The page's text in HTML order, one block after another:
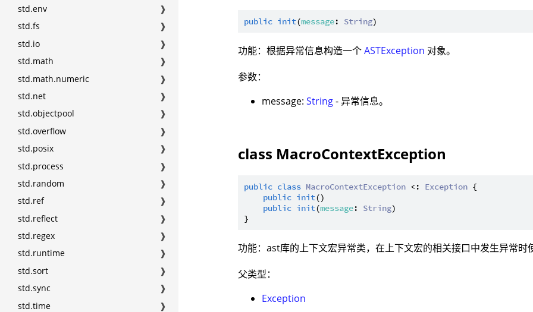
std.env
❱
std.fs
❱
std.io
❱
std.math
❱
std.math.numeric
❱
std.net
❱
std.objectpool
❱
std.overflow
❱
std.posix
❱
std.process
❱
std.random
❱
std.ref
❱
std.reflect
❱
std.regex
❱
std.runtime
❱
std.sort
❱
std.sync
❱
std.time
❱
public init(message: String
功能：根据异常信息构造一个ASTException 对象。
参数：
message:String- 异常信息。
class MacroContextException
public class MacroContextException <: Exception {
public init()
public init(message: String)
功能：ast库的上下文宏异常类，在上下文宏的相关接口中发生异常时
父类型：
Exception